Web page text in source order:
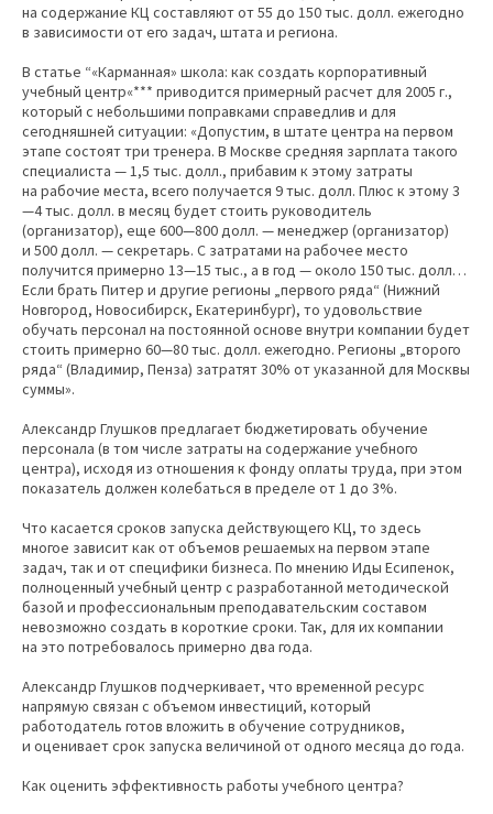
на содержание КЦ составляют от 55 до 150 тыс. долл. ежегодно
в зависимости от его задач, штата и региона.
В статье “«Карманная» школа: как создать корпоративный
учебный центр«*** приводится примерный расчет для 2005 г.,
который с небольшими поправками справедлив и для
сегодняшней ситуации: «Допустим, в штате центра на первом
этапе состоят три тренера. В Москве средняя зарплата такого
специалиста — 1,5 тыс. долл., прибавим к этому затраты
на рабочие места, всего получается 9 тыс. долл. Плюс к этому 3
—4 тыс. долл. в месяц будет стоить руководитель
(организатор), еще 600—800 долл. — менеджер (организатор)
и 500 долл. — секретарь. С затратами на рабочее место
получится примерно 13—15 тыс., а в год — около 150 тыс. долл…
Если брать Питер и другие регионы „первого ряда“ (Нижний
Новгород, Новосибирск, Екатеринбург), то удовольствие
обучать персонал на постоянной основе внутри компании будет
стоить примерно 60—80 тыс. долл. ежегодно. Регионы „второго
ряда“ (Владимир, Пенза) затратят 30% от указанной для Москвы
суммы».
Александр Глушков предлагает бюджетировать обучение
персонала (в том числе затраты на содержание учебного
центра), исходя из отношения к фонду оплаты труда, при этом
показатель должен колебаться в пределе от 1 до 3%.
Что касается сроков запуска действующего КЦ, то здесь
многое зависит как от объемов решаемых на первом этапе
задач, так и от специфики бизнеса. По мнению Иды Есипенок,
полноценный учебный центр с разработанной методической
базой и профессиональным преподавательским составом
невозможно создать в короткие сроки. Так, для их компании
на это потребовалось примерно два года.
Александр Глушков подчеркивает, что временной ресурс
напрямую связан с объемом инвестиций, который
работодатель готов вложить в обучение сотрудников,
и оценивает срок запуска величиной от одного месяца до года.
Как оценить эффективность работы учебного центра?